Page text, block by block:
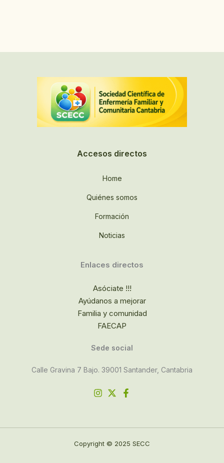
Accesos directos
Home
Quiénes somos
Formación
Noticias
Enlaces directos
Asóciate !!!
Ayúdanos a mejorar
Familia y comunidad
FAECAP
Sede social
Calle Gravina 7 Bajo. 39001 Santander, Cantabria
Copyright © 2025 SECC